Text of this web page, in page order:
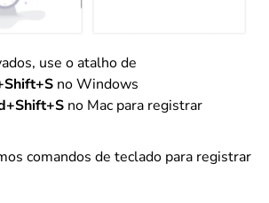
use o atalho de
no Windows
no Mac para registrar
comandos de teclado para registrar